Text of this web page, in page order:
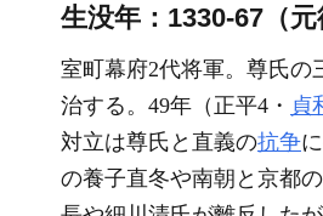
生没年：1330-67（元
室町幕府2代将軍。尊氏の
治する。49年（正平4・ 貞
対立は尊氏と直義の抗争
の養子直冬や南朝と京都